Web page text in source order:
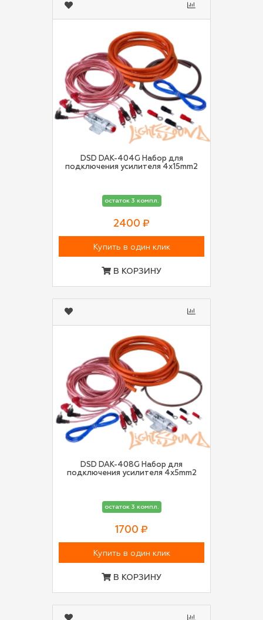
DSD DAK-404G Набор для
подключения усилителя 4x15mm2
остаток 3 компл.
2400 ₽
Купить в один клик
В КОРЗИНУ
DSD DAK-408G Набор для
подключения усилителя 4x5mm2
остаток 3 компл.
1700 ₽
Купить в один клик
В КОРЗИНУ